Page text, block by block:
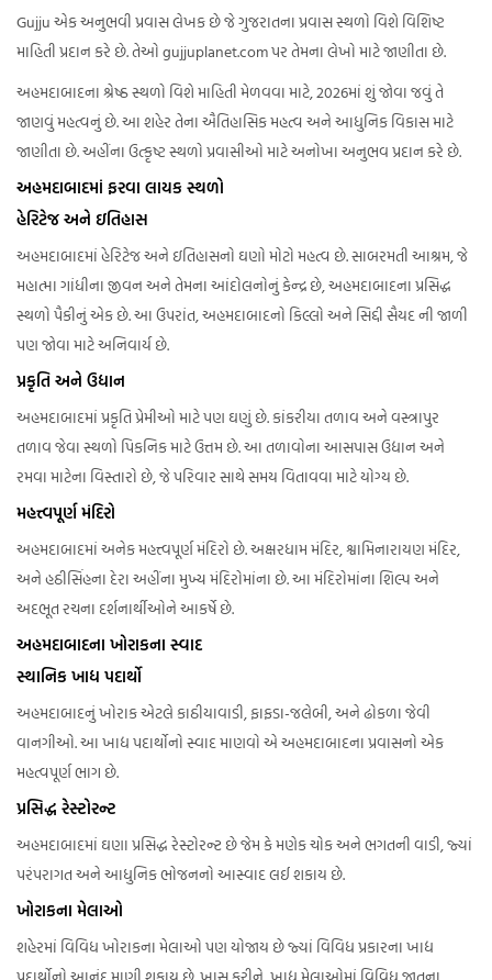
Gujju એક અનુભવી પ્રવાસ લેખક છે જે ગુજરાતના પ્રવાસ સ્થળો વિશે વિશિષ્ટ
માહિતી પ્રદાન કરે છે. તેઓ gujjuplanet.com પર તેમના લેખો માટે જાણીતા છે.
અહમદાબાદના શ્રેષ્ઠ સ્થળો વિશે માહિતી મેળવવા માટે, 2026માં શું જોવા જવું તે
જાણવું મહત્વનું છે. આ શહેર તેના ઐતિહાસિક મહત્વ અને આધુનિક વિકાસ માટે
જાણીતા છે. અહીંના ઉત્કૃષ્ટ સ્થળો પ્રવાસીઓ માટે અનોખા અનુભવ પ્રદાન કરે છે.
અહમદાબાદમાં ફરવા લાયક સ્થળો
હેરિટેજ અને ઇતિહાસ
અહમદાબાદમાં હેરિટેજ અને ઇતિહાસનો ઘણો મોટો મહત્વ છે. સાબરમતી આશ્રમ, જે
મહાત્મા ગાંધીના જીવન અને તેમના આંદોલનોનું કેન્દ્ર છે, અહમદાબાદના પ્રસિદ્ધ
સ્થળો પૈકીનું એક છે. આ ઉપરાંત, અહમદાબાદનો કિલ્લો અને સિદ્દી સૈયદ ની જાળી
પણ જોવા માટે અનિવાર્ય છે.
પ્રકૃતિ અને ઉદ્યાન
અહમદાબાદમાં પ્રકૃતિ પ્રેમીઓ માટે પણ ઘણું છે. કાંકરીયા તળાવ અને વસ્ત્રાપુર
તળાવ જેવા સ્થળો પિકનિક માટે ઉત્તમ છે. આ તળાવોના આસપાસ ઉદ્યાન અને
રમવા માટેના વિસ્તારો છે, જે પરિવાર સાથે સમય વિતાવવા માટે યોગ્ય છે.
મહત્ત્વપૂર્ણ મંદિરો
અહમદાબાદમાં અનેક મહત્ત્વપૂર્ણ મંદિરો છે. અક્ષરધામ મંદિર, શ્વામિનારાયણ મંદિર,
અને હઠીસિંહના દેરા અહીંના મુખ્ય મંદિરોમાંના છે. આ મંદિરોમાંના શિલ્પ અને
અદભૂત રચના દર્શનાર્થીઓને આકર્ષે છે.
અહમદાબાદના ખોરાકના સ્વાદ
સ્થાનિક ખાદ્ય પદાર્થો
અહમદાબાદનું ખોરાક એટલે કાઠીયાવાડી, ફાફડા-જલેબી, અને ઢોકળા જેવી
વાનગીઓ. આ ખાદ્ય પદાર્થોનો સ્વાદ માણવો એ અહમદાબાદના પ્રવાસનો એક
મહત્વપૂર્ણ ભાગ છે.
પ્રસિદ્ધ રેસ્ટોરન્ટ
અહમદાબાદમાં ઘણા પ્રસિદ્ધ રેસ્ટોરન્ટ છે જેમ કે મણેક ચોક અને ભગતની વાડી, જ્યાં
પરંપરાગત અને આધુનિક ભોજનનો આસ્વાદ લઈ શકાય છે.
ખોરાકના મેલાઓ
શહેરમાં વિવિધ ખોરાકના મેલાઓ પણ યોજાય છે જ્યાં વિવિધ પ્રકારના ખાદ્ય